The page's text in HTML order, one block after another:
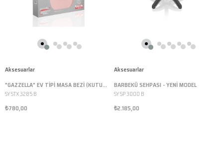
Aksesuarlar
"GAZZELLA" EV TİPİ MASA BEZİ (KUTULU, LOGOLU, ISIYA DAYANIKLI, PUDRA, 135X50 CM)
SY STX 3285 B
₺780,00
Aksesuarlar
BARBEKÜ SEHPASI - YENİ MODEL
SY SP 3000 B
₺2.185,00